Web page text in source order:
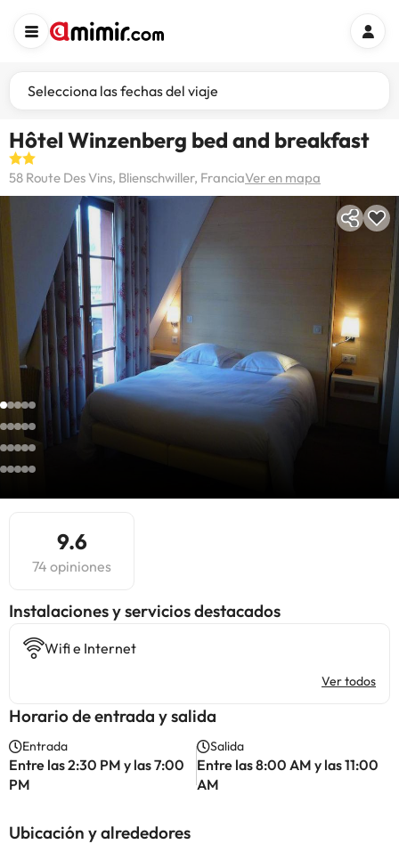
Selecciona las fechas del viaje
Hôtel Winzenberg bed and breakfast
58 Route Des Vins, Blienschwiller, FranciaVer en mapa
9.6
74 opiniones
Instalaciones y servicios destacados
Wifi e Internet
Ver todos
Horario de entrada y salida
Entrada
Entre las 2:30 PM y las 7:00
PM
Salida
Entre las 8:00 AM y las 11:00
AM
Ubicación y alrededores